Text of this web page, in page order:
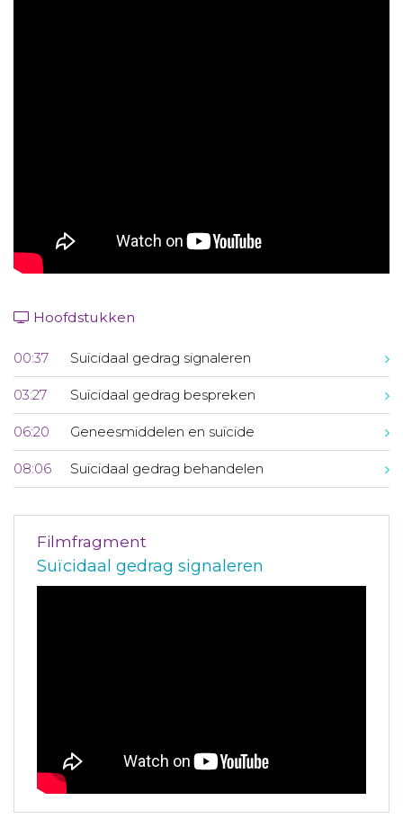
Hoofdstukken
00:37 Suïcidaal gedrag signaleren
03:27 Suïcidaal gedrag bespreken
06:20 Geneesmiddelen en suïcide
08:06 Suïcidaal gedrag behandelen
Filmfragment
Suïcidaal gedrag signaleren